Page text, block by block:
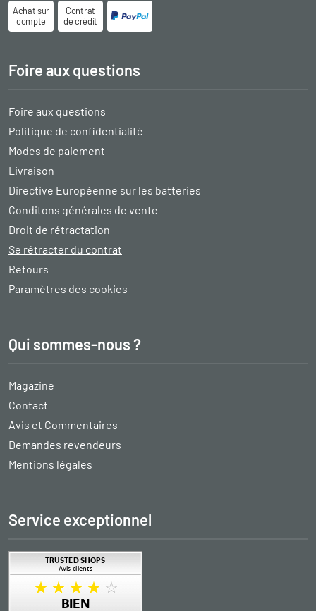
Achat sur
compte
Contrat
de crédit
Foire aux questions
Foire aux questions
Politique de confidentialité
Modes de paiement
Livraison
Directive Européenne sur les batteries
Conditons générales de vente
Droit de rétractation
Se rétracter du contrat
Retours
Paramètres des cookies
Qui sommes-nous ?
Magazine
Contact
Avis et Commentaires
Demandes revendeurs
Mentions légales
Service exceptionnel